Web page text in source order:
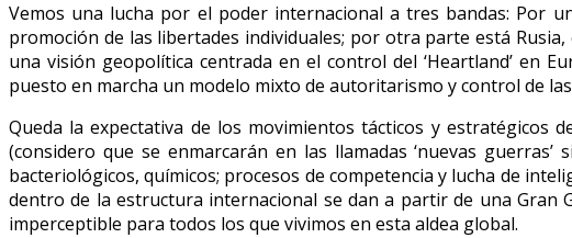
Vemos una lucha por el poder internacional a tres bandas: Por
promoción de las libertades individuales; por otra parte está
una visión geopolítica centrada en el control del ‘Heartland’ en
puesto en marcha un modelo mixto de autoritarismo y control de
Queda la expectativa de los movimientos tácticos y
(considero que se enmarcarán en las llamadas ‘nuevas
bacteriológicos, químicos; procesos de competencia y lucha de
dentro de la estructura internacional se dan a partir de una Gran
imperceptible para todos los que vivimos en esta aldea global.